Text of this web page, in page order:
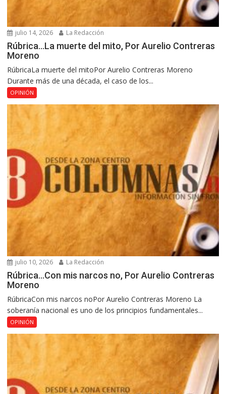
julio 14, 2026 La Redacción
Rúbrica…La muerte del mito, Por Aurelio Contreras
Moreno
RúbricaLa muerte del mitoPor Aurelio Contreras Moreno
Durante más de una década, el caso de los...
OPINIÓN
julio 10, 2026 La Redacción
Rúbrica…Con mis narcos no, Por Aurelio Contreras
Moreno
RúbricaCon mis narcos noPor Aurelio Contreras Moreno La
soberanía nacional es uno de los principios fundamentales...
OPINIÓN